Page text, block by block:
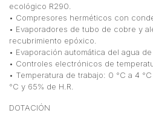
ecológico R290.
• Compresores herméticos con
• Evaporadores de tubo de cobre y
recubrimiento epóxico.
• Evaporación automática del agua de
• Controles electrónicos de
• Temperatura de trabajo: 0 °C a 4
°C y 65% de H.R.
DOTACIÓN